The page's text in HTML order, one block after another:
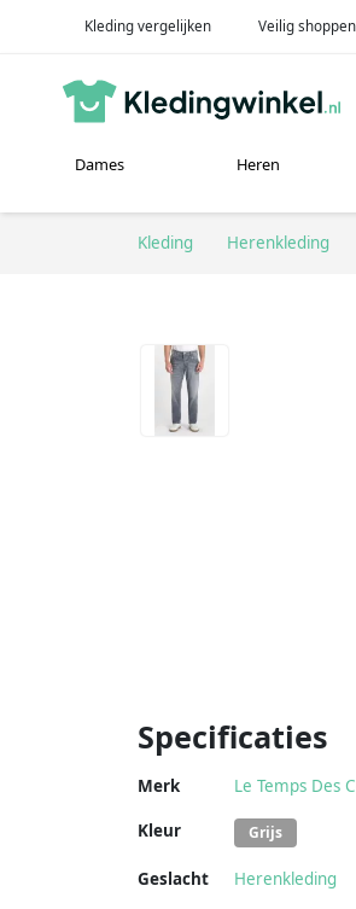
Kleding vergelijken Veilig shoppen
Dames Heren
Kleding Herenkleding
Specificaties
Merk Le Temps Des
Kleur Grijs
Geslacht
Herenkleding